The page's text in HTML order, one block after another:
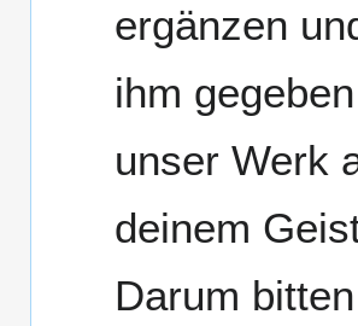
ergänzen
ihm
unser Werk
deinem
Darum